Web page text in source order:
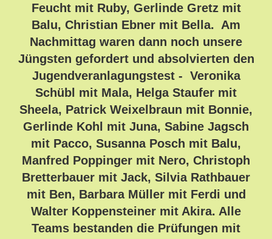
Feucht mit Ruby, Gerlinde Gretz mit
Balu, Christian Ebner mit Bella. Am
Nachmittag waren dann noch unsere
Jüngsten gefordert und absolvierten den
Jugendveranlagungstest - Veronika
Schübl mit Mala, Helga Staufer mit
Sheela, Patrick Weixelbraun mit Bonnie,
Gerlinde Kohl mit Juna, Sabine Jagsch
mit Pacco, Susanna Posch mit Balu,
Manfred Poppinger mit Nero, Christoph
Bretterbauer mit Jack, Silvia Rathbauer
mit Ben, Barbara Müller mit Ferdi und
Walter Koppensteiner mit Akira. Alle
Teams bestanden die Prüfungen mit